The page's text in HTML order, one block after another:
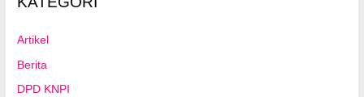
Artikel
Berita
DPD KNPI